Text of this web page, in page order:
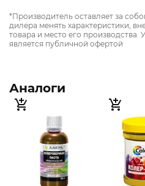
*Производитель оставляет за
дилера менять характеристики,
товара и место его
является публичной офертой
Аналоги